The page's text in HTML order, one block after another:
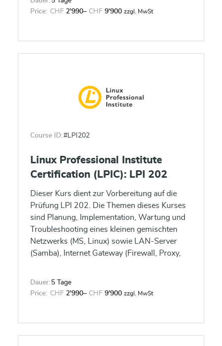
Price: CHF 2'990– CHF 9'900 zzgl. MwSt
Course ID:#LPI202
Linux Professional Institute
Certification (LPIC): LPI 202
Dieser Kurs dient zur Vorbereitung auf die
Prüfung LPI 202. Die Themen dieses Kurses
sind Planung, Implementation, Wartung und
Troubleshooting eines kleinen gemischten
Netzwerks (MS, Linux) sowie LAN-Server
(Samba), Internet Gateway (Firewall, Proxy,
Dauer: 5 Tage
Price: CHF 2'990– CHF 9'900 zzgl. MwSt